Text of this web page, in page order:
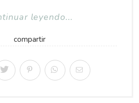
leyendo...
compartir